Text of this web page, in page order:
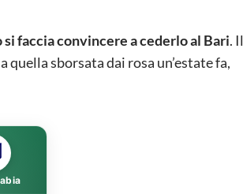
faccia convincere a cederlo al Bari. Il
sborsata dai rosa un’estate fa,